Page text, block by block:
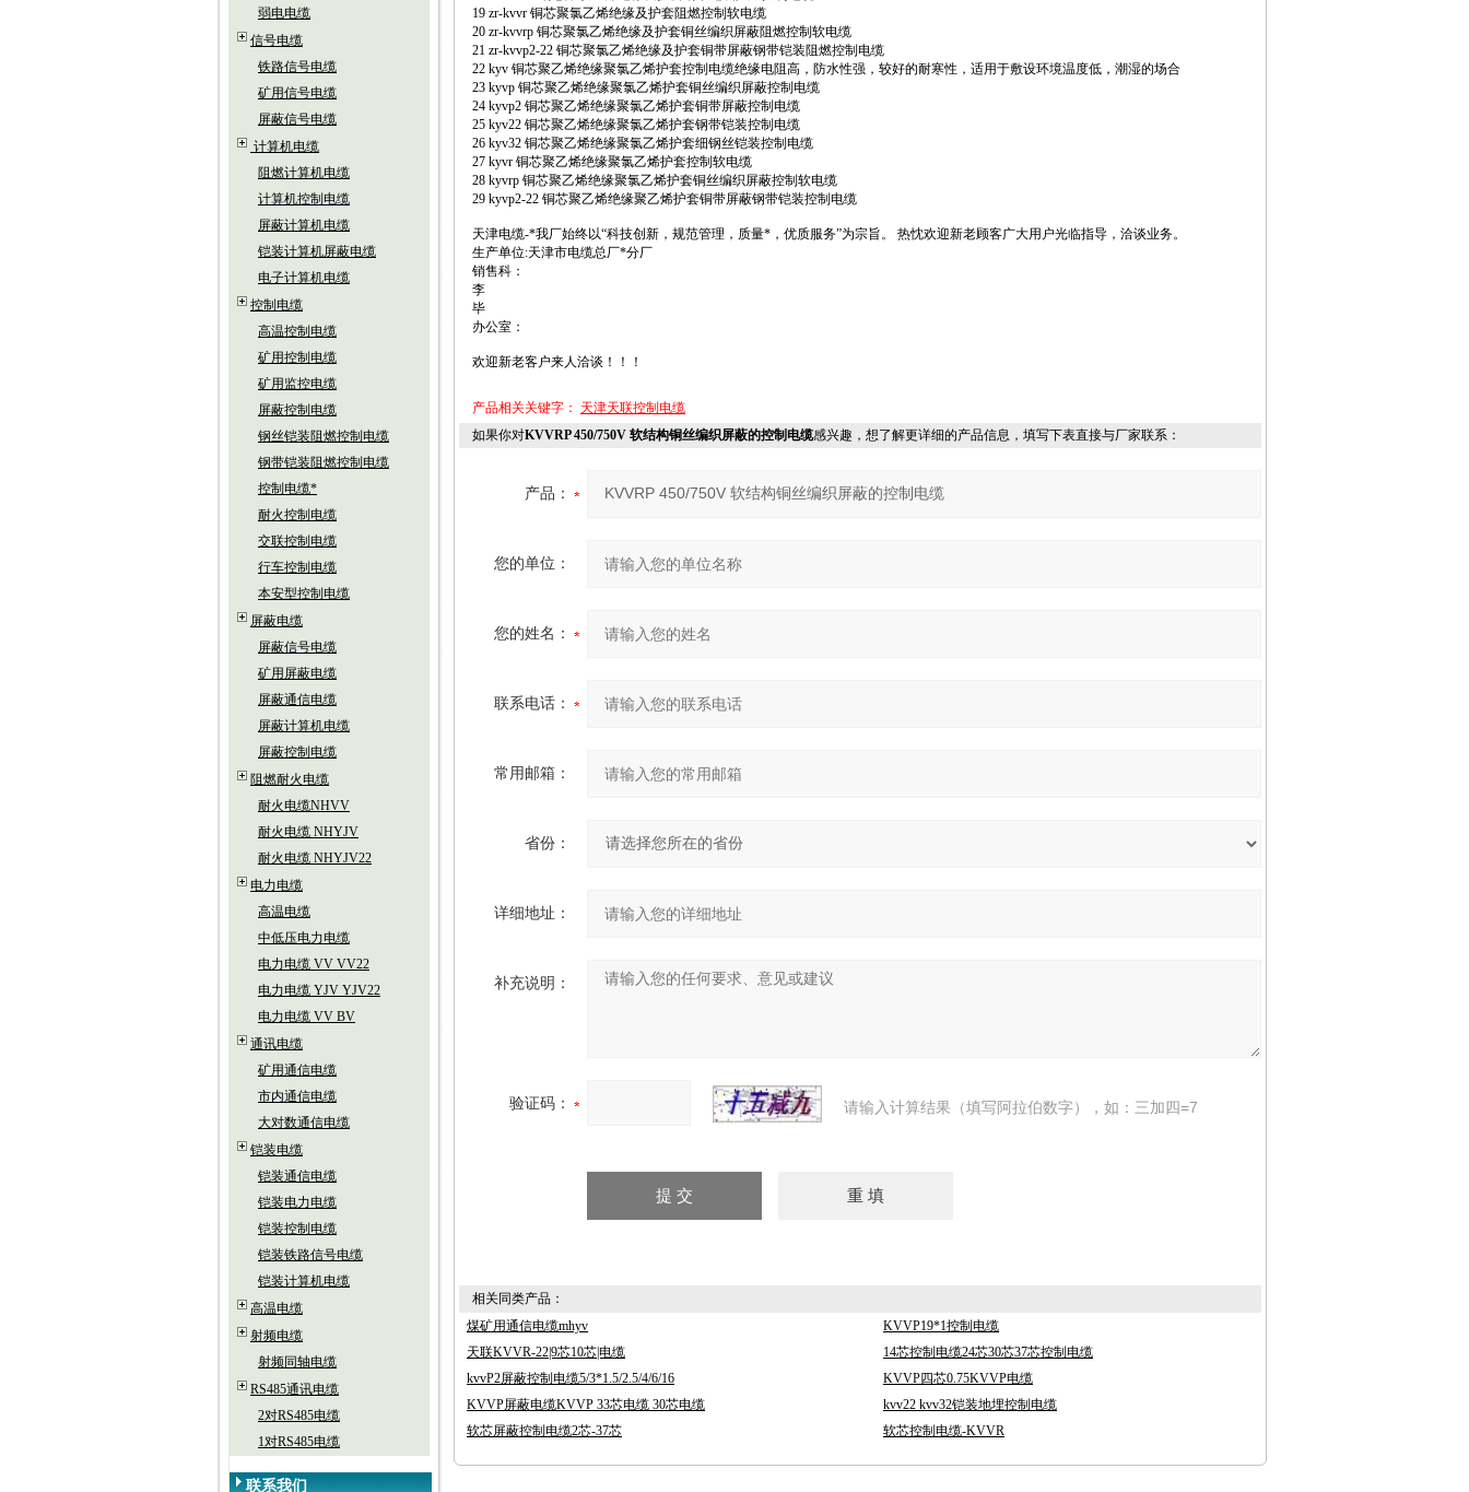
弱电电缆
信号电缆
铁路信号电缆
矿用信号电缆
屏蔽信号电缆
计算机电缆
阻燃计算机电缆
计算机控制电缆
屏蔽计算机电缆
铠装计算机屏蔽电缆
电子计算机电缆
控制电缆
高温控制电缆
矿用控制电缆
矿用监控电缆
屏蔽控制电缆
钢丝铠装阻燃控制电缆
钢带铠装阻燃控制电缆
控制电缆*
耐火控制电缆
交联控制电缆
行车控制电缆
本安型控制电缆
屏蔽电缆
屏蔽信号电缆
矿用屏蔽电缆
屏蔽通信电缆
屏蔽计算机电缆
屏蔽控制电缆
阻燃耐火电缆
耐火电缆NHVV
耐火电缆 NHYJV
耐火电缆 NHYJV22
电力电缆
高温电缆
中低压电力电缆
电力电缆 VV VV22
电力电缆 YJV YJV22
电力电缆 VV BV
通讯电缆
矿用通信电缆
市内通信电缆
大对数通信电缆
铠装电缆
铠装通信电缆
铠装电力电缆
铠装控制电缆
铠装铁路信号电缆
铠装计算机电缆
高温电缆
射频电缆
射频同轴电缆
RS485通讯电缆
2对RS485电缆
1对RS485电缆
联系我们
19 zr-kvvr 铜芯聚氯乙烯绝缘及护套阻燃控制软电缆
20 zr-kvvrp 铜芯聚氯乙烯绝缘及护套铜丝编织屏蔽阻燃控制软电缆
21 zr-kvvp2-22 铜芯聚氯乙烯绝缘及护套铜带屏蔽钢带铠装阻燃控制电缆
22 kyv 铜芯聚乙烯绝缘聚氯乙烯护套控制电缆绝缘电阻高，防水性强，较好的耐寒性，适用于敷设环境温度低，潮湿的场合
23 kyvp 铜芯聚乙烯绝缘聚氯乙烯护套铜丝编织屏蔽控制电缆
24 kyvp2 铜芯聚乙烯绝缘聚氯乙烯护套铜带屏蔽控制电缆
25 kyv22 铜芯聚乙烯绝缘聚氯乙烯护套钢带铠装控制电缆
26 kyv32 铜芯聚乙烯绝缘聚氯乙烯护套细钢丝铠装控制电缆
27 kyvr 铜芯聚乙烯绝缘聚氯乙烯护套控制软电缆
28 kyvrp 铜芯聚乙烯绝缘聚氯乙烯护套铜丝编织屏蔽控制软电缆
29 kyvp2-22 铜芯聚乙烯绝缘聚乙烯护套铜带屏蔽钢带铠装控制电缆
天津电缆-*我厂始终以“科技创新，规范管理，质量*，优质服务”为宗旨。 热忱欢迎新老顾客广大用户光临指导，洽谈业务。
生产单位:天津市电缆总厂*分厂
销售科：
李
毕
办公室：
欢迎新老客户来人洽谈！！！
产品相关关键字： 天津天联控制电缆
如果你对KVVRP 450/750V 软结构铜丝编织屏蔽的控制电缆感兴趣，想了解更详细的产品信息，填写下表直接与厂家联系：
产品：
您的单位：
您的姓名：
联系电话：
常用邮箱：
省份：
详细地址：
补充说明：
验证码： 请输入计算结果（填写阿拉伯数字），如：三加四=7
相关同类产品：
煤矿用通信电缆mhyv
KVVP19*1控制电缆
天联KVVR-22|9芯10芯|电缆
14芯控制电缆24芯30芯37芯控制电缆
kvvP2屏蔽控制电缆5/3*1.5/2.5/4/6/16
KVVP四芯0.75KVVP电缆
KVVP屏蔽电缆KVVP 33芯电缆 30芯电缆
kvv22 kvv32铠装地埋控制电缆
软芯屏蔽控制电缆2芯-37芯
软芯控制电缆-KVVR